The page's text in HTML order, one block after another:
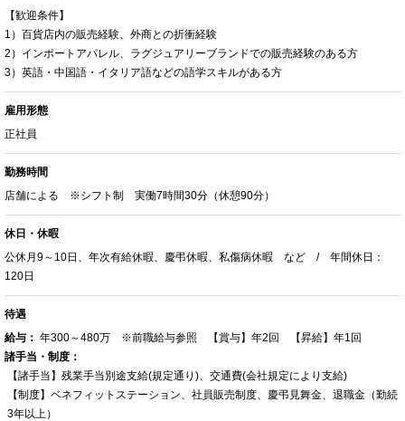
【歓迎条件】
1）百貨店内の販売経験、外商との折衝経験
2）インポートアパレル、ラグジュアリーブランドでの販売経験のある方
3）英語・中国語・イタリア語などの語学スキルがある方
雇用形態
正社員
勤務時間
店舗による ※シフト制 実働7時間30分（休憩90分）
休日・休暇
公休月9～10日、年次有給休暇、慶弔休暇、私傷病休暇 など / 年間休日：
120日
待遇
給与： 年300～480万 ※前職給与参照 【賞与】年2回 【昇給】年1回
諸手当・制度：
【諸手当】残業手当別途支給(規定通り)、交通費(会社規定により支給)
【制度】ベネフィットステーション、社員販売制度、慶弔見舞金、退職金（勤続
3年以上）